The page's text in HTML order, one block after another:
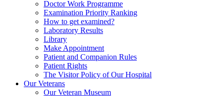
Doctor Work Programme
Examination Priority Ranking
How to get examined?
Laboratory Results
Library
Make Appointment
Patient and Companion Rules
Patient Rights
The Visitor Policy of Our Hospital
Our Veterans
Our Veteran Museum